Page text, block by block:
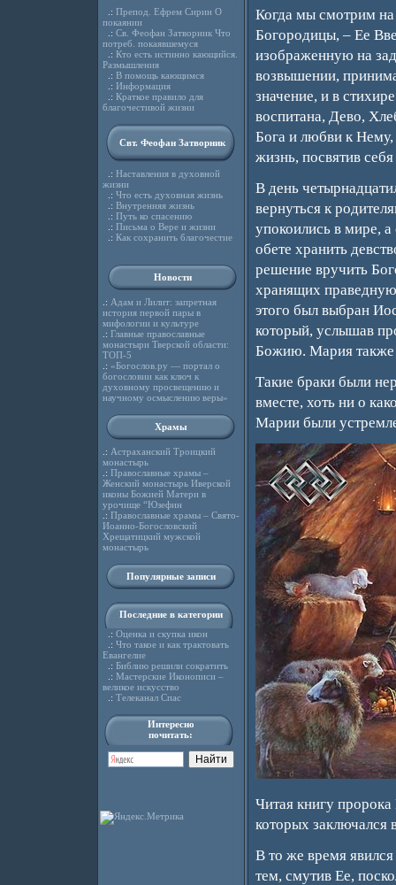
.: Препод. Ефрем Сирин О
покаянии
.: Св. Феофан Затворник Что
потреб. покаявшемуся
.: Кто есть истинно кающийся.
Размышления
.: В помощь кающимся
.: Информация
.: Краткое правило для
благочестивой жизни
Свт. Феофан Затворник
.: Наставления в духовной
жизни
.: Что есть духовная жизнь
.: Внутренняя жизнь
.: Путь ко спасению
.: Письма о Вере и жизни
.: Как сохранить благочестие
Новости
.: Адам и Лилит: запретная
история первой пары в
мифологии и культуре
.: Главные православные
монастыри Тверской области:
ТОП-5
.: «Богослов.ру — портал о
богословии как ключ к
духовному просвещению и
научному осмыслению веры»
Храмы
.: Астраханский Троицкий
монастырь
.: Православные храмы –
Женский монастырь Иверской
иконы Божией Матери в
урочище “Юзефин
.: Православные храмы – Свято-
Иоанно-Богословский
Хрещатицкий мужской
монастырь
Популярные записи
Последние в категории
.: Оценка и скупка икон
.: Что такое и как трактовать
Евангелие
.: Библию решили сократить
.: Мастерские Иконописи –
великое искусство
.: Телеканал Спас
Интересно
почитать:
Когда мы смотрим
Богородицы, – Ее
изображенную на
возвышении,
значение, и в
воспитана, Дево,
Бога и любви к Нему,
жизнь, посвятив
В день
вернуться к
упокоились в мире,
обете хранить
решение вручить
хранящих праведную
этого был выбран
который, услышав
Божию. Мария также
Такие браки были
вместе, хоть ни о
Марии были
Читая книгу
которых заключался
В то же время
тем, смутив Ее,